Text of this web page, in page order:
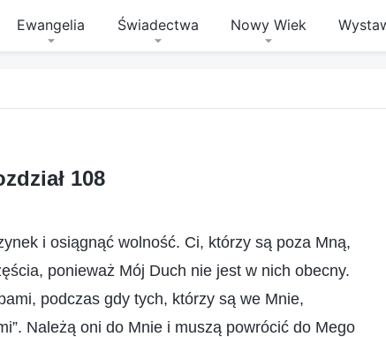
Ewangelia Świadectwa Nowy Wiek
108
i osiągnąć wolność. Ci, którzy są poza Mną,
ponieważ Mój Duch nie jest w nich obecny.
podczas gdy tych, którzy są we Mnie,
Należą oni do Mnie i muszą powrócić do Mego